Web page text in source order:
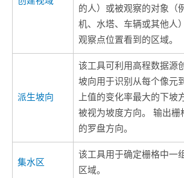
的人）或被观察的对象（
机、水塔、车辆或其他人
观察点位置看到的区域。
派生坡向
该工具可利用高程数据源
坡向用于识别从每个像元
上值的变化率最大的下坡
被视为坡度方向。 输出栅
的罗盘方向。
集水区
该工具用于确定栅格中一
区域。